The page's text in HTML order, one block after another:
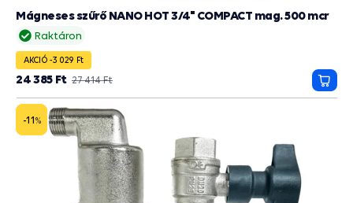
Raktáron
Mágneses szűrő NANO HOT 3/4" COMPACT mag. 500 mcr
AKCIÓ -3 029 Ft
27 414 Ft
24 385 Ft
-11%